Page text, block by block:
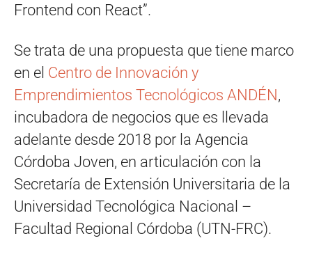
Frontend con React”.
Se trata de una propuesta que tiene marco
en el Centro de Innovación y
Emprendimientos Tecnológicos ANDÉN,
incubadora de negocios que es llevada
adelante desde 2018 por la Agencia
Córdoba Joven, en articulación con la
Secretaría de Extensión Universitaria de la
Universidad Tecnológica Nacional –
Facultad Regional Córdoba (UTN-FRC).